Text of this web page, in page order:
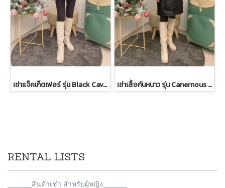
เช่าแจ็คเก็ตเฟอร์ รุ่น Black Cavernous Fur Jacket 2111GCF1779FABK1 เช่าเสื้อกันหนาว รุ่น Canernous Black Single Breasted Coat 2109GCT1630FABK1
RENTAL LISTS
________สินค้าเช่า สำหรับผู้หญิง________